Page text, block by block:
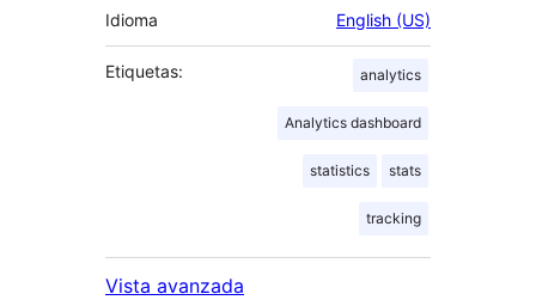
Idioma English (US)
Etiquetas: analytics
Analytics dashboard
statistics stats
tracking
Vista avanzada